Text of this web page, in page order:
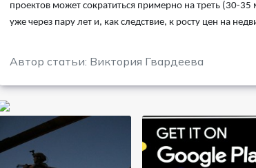
проектов может сократиться примерно на треть (30-
уже через пару лет и, как следствие, к росту цен на
Автор статьи: Виктория Гвардеева